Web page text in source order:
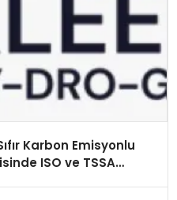
Karbon Emisyonlu
ISO ve TSSA